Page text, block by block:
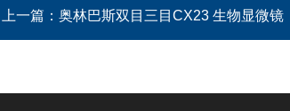
上一篇： 奥林巴斯双目三目CX23 生物显微镜